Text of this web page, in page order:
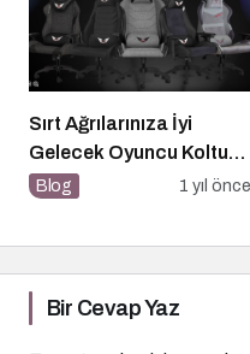
Sırt Ağrılarınıza İyi
Gelecek Oyuncu Koltuğu
Rehberi
Blog 1 yıl önce
Bir Cevap Yaz